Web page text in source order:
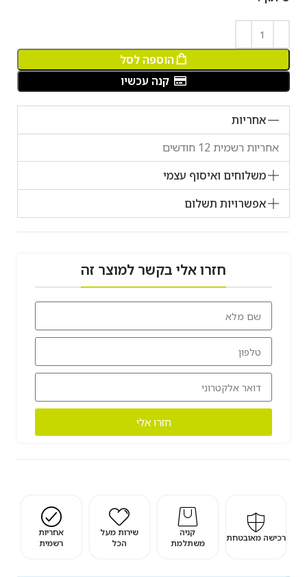
הוספה לסל
קנה עכשיו
אחריות
אחריות רשמית 12 חודשים
משלוחים ואיסוף עצמי
אפשרויות תשלום
חזרו אלי בקשר למוצר זה
חזרו אלי
רכישה מאובטחת
קניה
משתלמת
שירות מעל
הכל
אחריות
רשמית